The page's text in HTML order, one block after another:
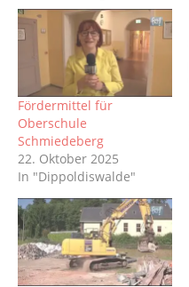
Fördermittel für
Oberschule
Schmiedeberg
22. Oktober 2025
In "Dippoldiswalde"